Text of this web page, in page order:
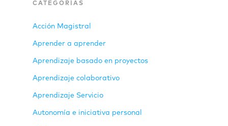
CATEGORÍAS
Acción Magistral
Aprender a aprender
Aprendizaje basado en proyectos
Aprendizaje colaborativo
Aprendizaje Servicio
Autonomía e iniciativa personal